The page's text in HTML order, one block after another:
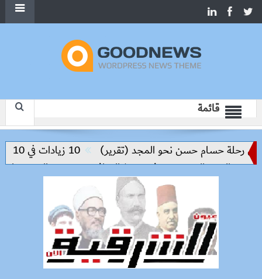
قائمة
رحلة حسام حسن نحو المجد (تقرير)
10 زيادات في 10 سنوات.. هل حان الوقت لرفع دعم البنزين نهائيا؟
الجديدة وتدفع تنفيذ المرافق
سعر الحديد والاسمنت